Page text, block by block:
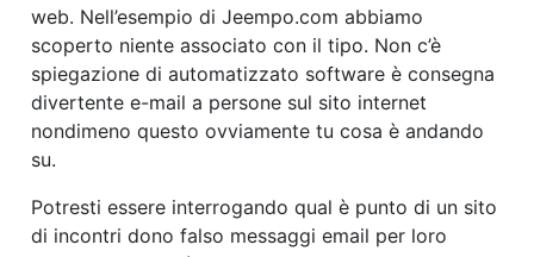
web. Nell’esempio di Jeempo.com abbiamo
scoperto niente associato con il tipo. Non c’è
spiegazione di automatizzato software è consegna
divertente e-mail a persone sul sito internet
nondimeno questo ovviamente tu cosa è andando
su.
Potresti essere interrogando qual è punto di un sito
di incontri dono falso messaggi email per loro